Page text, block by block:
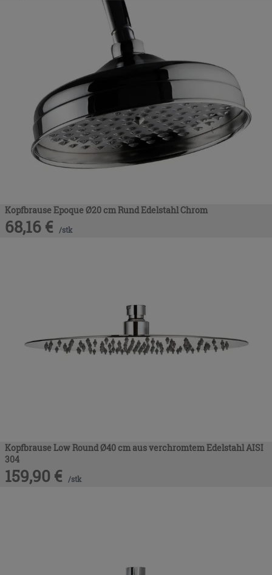
Kopfbrause Epoque Ø20 cm Rund Edelstahl Chrom
68,16 € /stk
Kopfbrause Low Round Ø40 cm aus verchromtem Edelstahl AISI
304
159,90 € /stk